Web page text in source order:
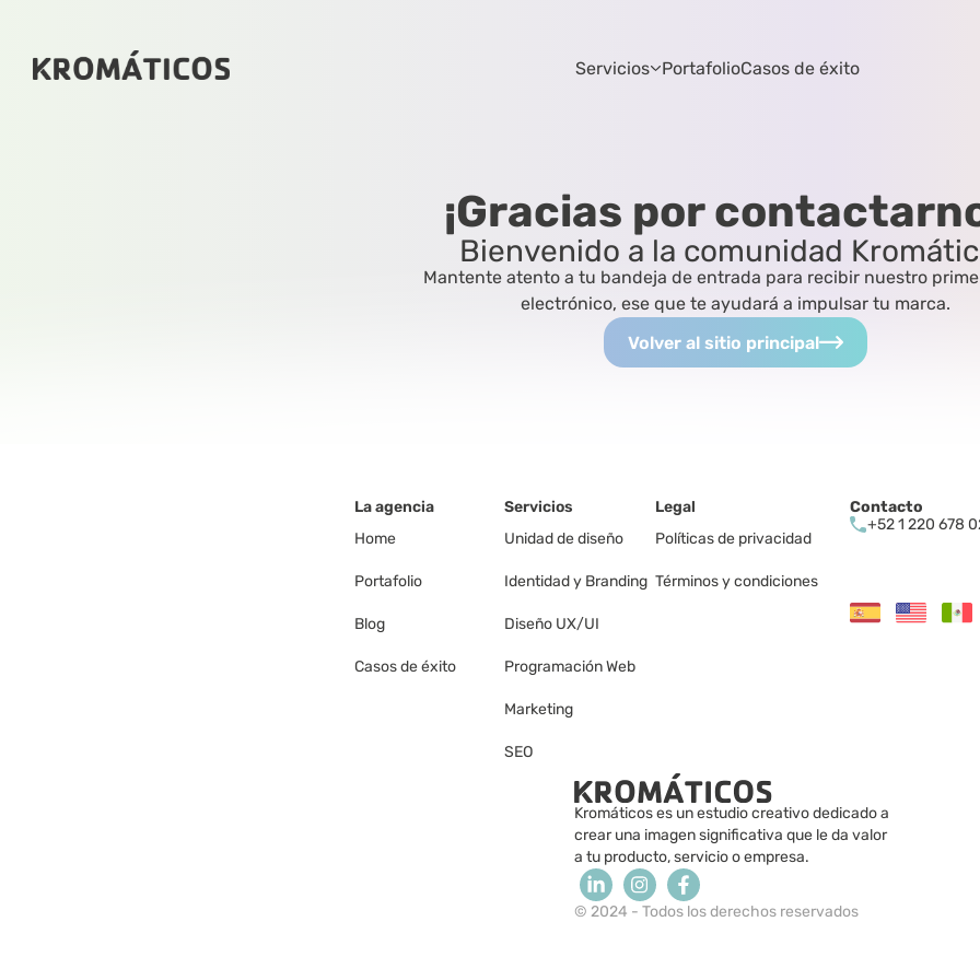
Servicios PortafolioCasos de éxito
¡Gracias por
Bienvenido a la comunidad
Mantente atento a tu bandeja de entrada para recibir nuestro
electrónico, ese que te ayudará a impulsar tu marca.
Volver al sitio principal
Kromáticos es un estudio creativo dedicado a
crear una imagen significativa que le da valor
a tu producto, servicio o empresa.
© 2024 - Todos los derechos reservados
La agencia
Home
Portafolio
Blog
Casos de éxito
Servicios
Unidad de diseño
Identidad y Branding
Diseño UX/UI
Programación Web
Marketing
SEO
Legal
Políticas de privacidad
Términos y condiciones
Contacto
+52 1 220 678